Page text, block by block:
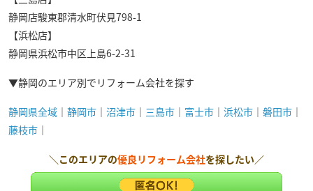
静岡店駿東郡清水町伏見798-1
【浜松店】
静岡県浜松市中区上島6-2-31
▼静岡のエリア別でリフォーム会社を探す
静岡県全域 ｜ 静岡市 ｜ 沼津市 ｜ 三島市 ｜ 富士市 ｜ 浜松市 ｜ 磐田市 ｜
藤枝市 ｜
＼このエリアの優良リフォーム会社を探したい／